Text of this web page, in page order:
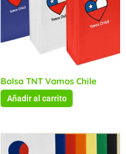
Bolsa TNT Vamos Chile
Añadir al carrito